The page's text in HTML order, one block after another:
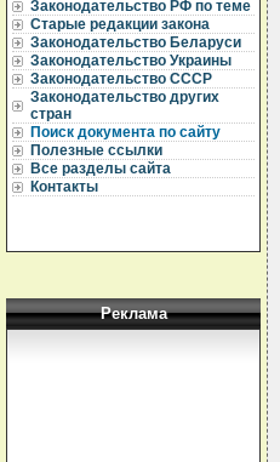
Законодательство РФ по теме
Старые редакции закона
Законодательство Беларуси
Законодательство Украины
Законодательство СССР
Законодательство других
стран
Поиск документа по сайту
Полезные ссылки
Все разделы сайта
Контакты
Реклама